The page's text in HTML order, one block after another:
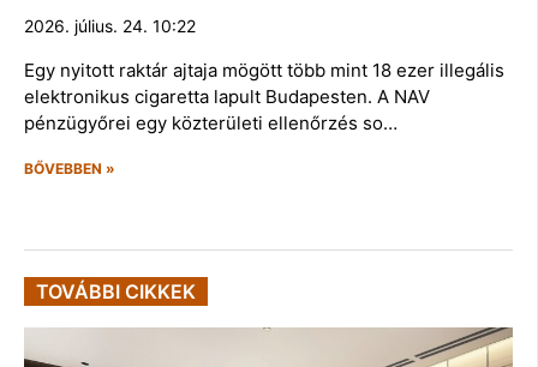
2026. július. 24. 10:22
Egy nyitott raktár ajtaja mögött több mint 18 ezer illegális
elektronikus cigaretta lapult Budapesten. A NAV
pénzügyőrei egy közterületi ellenőrzés so…
BŐVEBBEN »
TOVÁBBI CIKKEK